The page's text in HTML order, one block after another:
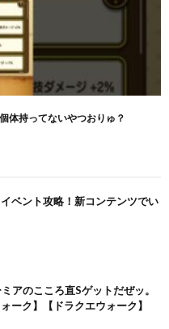
イベント攻略！新コンテンツでい
アのこころ直Sゲットだぜッ。
ーク】【ドラクエウォーク】